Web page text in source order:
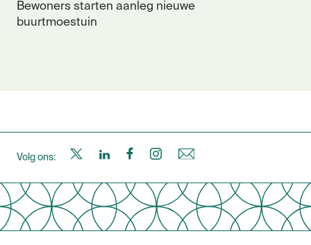
Bewoners starten aanleg nieuwe
buurtmoestuin
Volg ons: S
a
S
a
S S
a
N
i